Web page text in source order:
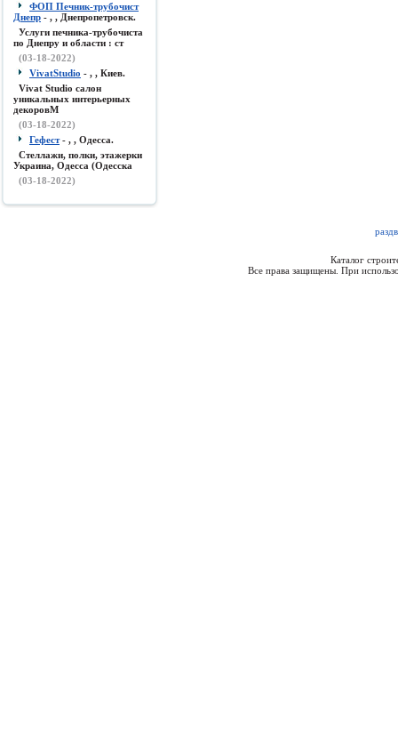
ФОП Печник-трубочист
Днепр - , , Днепропетровск.
Услуги печника-трубочиста
по Днепру и области : ст
(03-18-2022)
VivatStudio - , , Киев.
Vivat Studio салон
уникальных интерьерных
декоровМ
(03-18-2022)
Гефест- , , Одесса.
Стеллажи, полки, этажерки
Украина, Одесса (Одесска
(03-18-2022)
Каталог
Все права защищены. При